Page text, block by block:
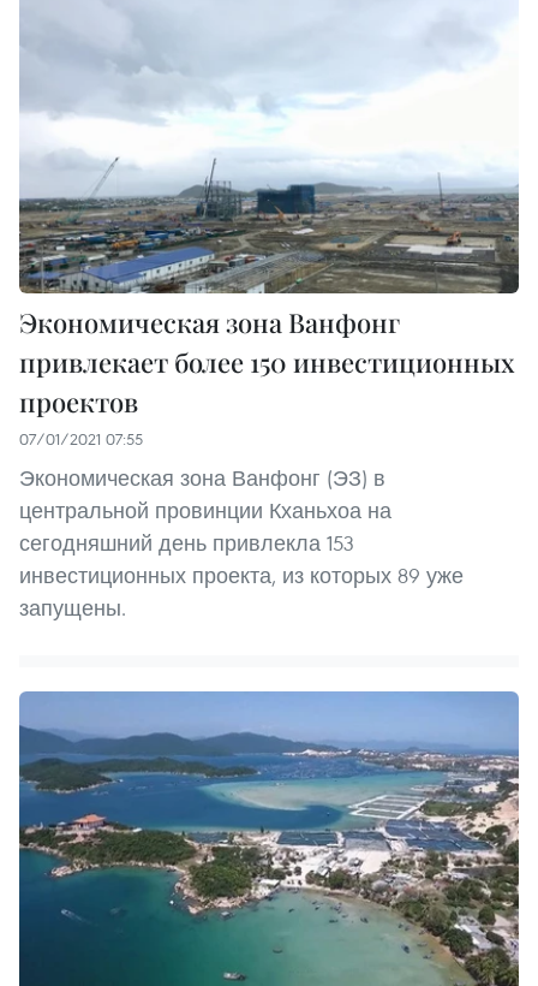
Экономическая зона Ванфонг
привлекает более 150 инвестиционных
проектов
07/01/2021 07:55
Экономическая зона Ванфонг (ЭЗ) в
центральной провинции Кханьхоа на
сегодняшний день привлекла 153
инвестиционных проекта, из которых 89 уже
запущены.